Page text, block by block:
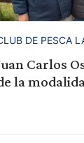
DE PESCA
Carlos
la